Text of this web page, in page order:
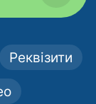
Реквізити